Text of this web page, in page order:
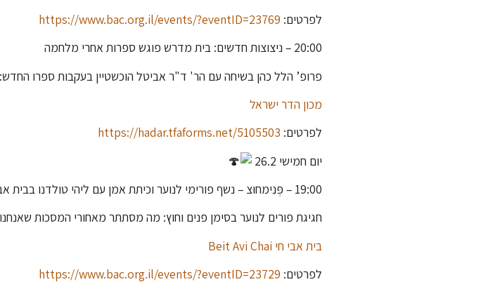
לפרטים: https://www.bac.org.il/events/?eventID=23769
20:00 – ניצוצות חדשים: בית מדרש פוגש ספרות אחרי מלחמה
פרופ’ הלל כהן בשיחה עם הר' ד"ר אביטל הוכשטיין בעקבות ספרו
מכון הדר ישראל
לפרטים: https://hadar.tfaforms.net/5105503
יום חמישי 26.2
19:00 – פְּנִימחוּצ – נשף פורימי לנוער וכיתת אמן עם ליהי טולדנו בבית אבי חי
חגיגת פורים לנוער בסימן פנים וחוץ: מה מסתתר מאחורי המסכות שאנחנו
בית אבי חי Beit Avi Chai
לפרטים: https://www.bac.org.il/events/?eventID=23729